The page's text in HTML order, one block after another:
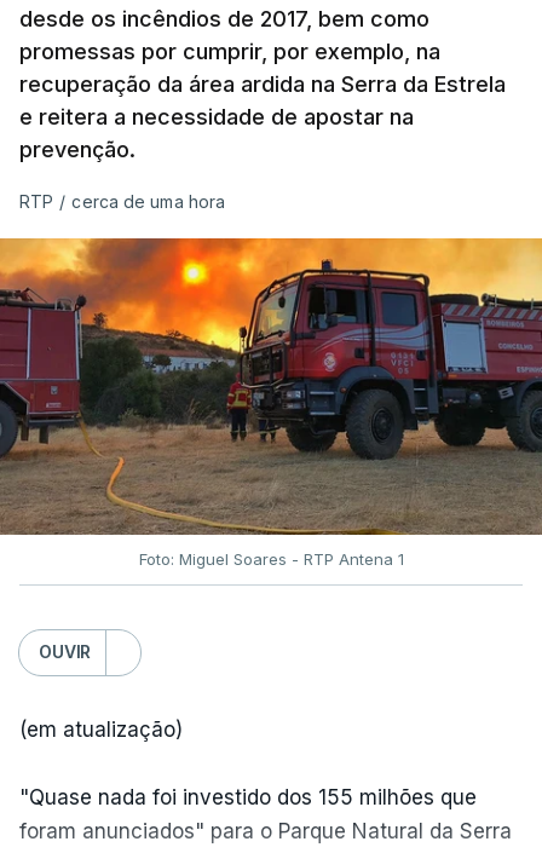
desde os incêndios de 2017, bem como
promessas por cumprir, por exemplo, na
recuperação da área ardida na Serra da Estrela
e reitera a necessidade de apostar na
prevenção.
RTP / cerca de uma hora
Foto: Miguel Soares - RTP Antena 1
OUVIR
(em atualização)
"Quase nada foi investido dos 155 milhões que
foram anunciados" para o Parque Natural da Serra